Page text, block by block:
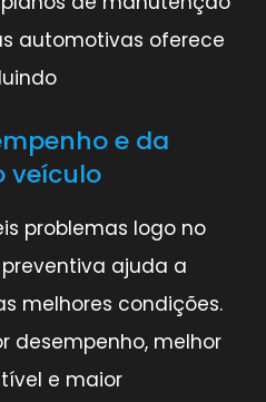
automotivas oferece
e da
veículo
problemas logo no
ajuda a
melhores condições.
desempenho, melhor
e maior